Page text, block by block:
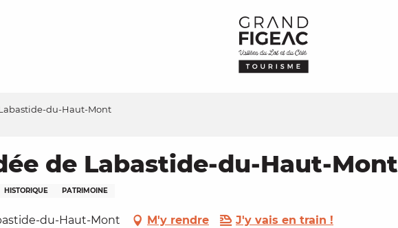
du-Haut-Mont
de Labastide-du-Haut-Mont
HISTORIQUE PATRIMOINE
du-Haut-Mont M'y rendre J'y vais en train !